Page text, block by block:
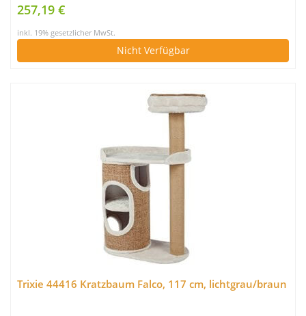
257,19 €
inkl. 19% gesetzlicher MwSt.
Nicht Verfügbar
Trixie 44416 Kratzbaum Falco, 117 cm, lichtgrau/braun